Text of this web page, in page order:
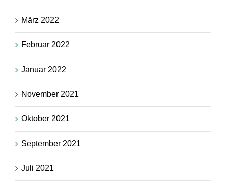
März 2022
Februar 2022
Januar 2022
November 2021
Oktober 2021
September 2021
Juli 2021